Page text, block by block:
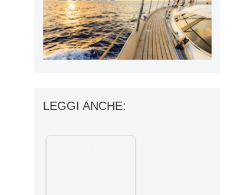
LEGGI ANCHE: